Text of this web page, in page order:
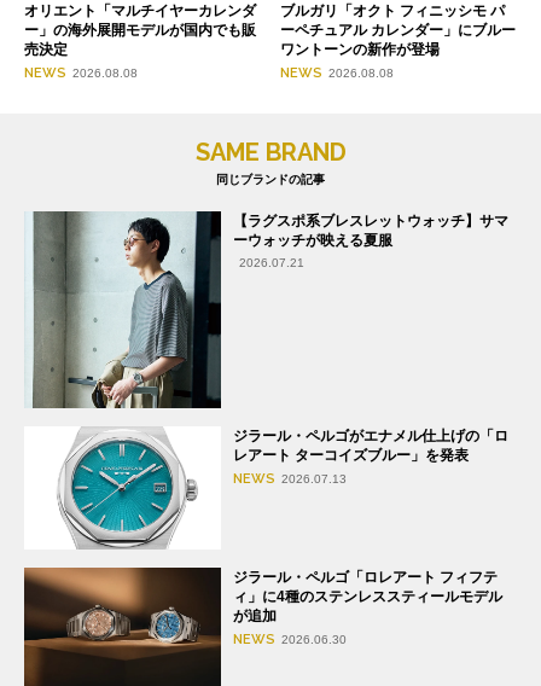
オリエント「マルチイヤーカレンダ
ー」の海外展開モデルが国内でも販
売決定
NEWS 2026.08.08
ブルガリ「オクト フィニッシモ パ
ーペチュアル カレンダー」にブルー
ワントーンの新作が登場
NEWS 2026.08.08
SAME BRAND
同じブランドの記事
【ラグスポ系ブレスレットウォッチ】サマ
ーウォッチが映える夏服
2026.07.21
ジラール・ペルゴがエナメル仕上げの「ロ
レアート ターコイズブルー」を発表
NEWS 2026.07.13
ジラール・ペルゴ「ロレアート フィフテ
ィ」に4種のステンレススティールモデル
が追加
NEWS 2026.06.30